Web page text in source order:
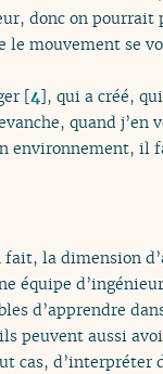
donc on pourrait
mouvement se
[4], qui a créé,
quand j’en
il
la dimension
équipe
d’apprendre
peuvent aussi
cas, d’interpréter